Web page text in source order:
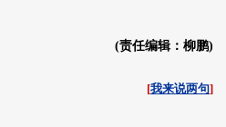
(责任编辑：柳鹏)
[我来说两句]